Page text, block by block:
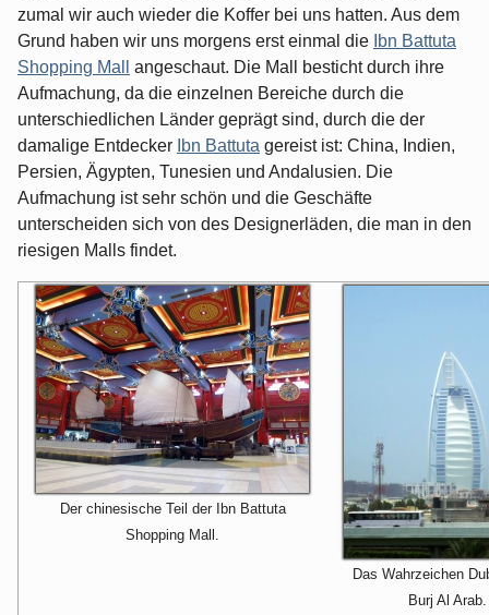
zumal wir auch wieder die Koffer bei uns hatten. Aus dem
Grund haben wir uns morgens erst einmal die Ibn Battuta
Shopping Mall
angeschaut. Die Mall besticht durch ihre
Aufmachung, da die einzelnen Bereiche durch die
unterschiedlichen Länder geprägt sind, durch die der
damalige Entdecker Ibn Battuta gereist ist: China, Indien,
Persien, Ägypten, Tunesien und Andalusien. Die
Aufmachung ist sehr schön und die Geschäfte
unterscheiden sich von des Designerläden, die man in den
riesigen Malls findet.
Der chinesische Teil der Ibn Battuta
Shopping Mall.
Das Wahrzeichen
Burj Al Arab.